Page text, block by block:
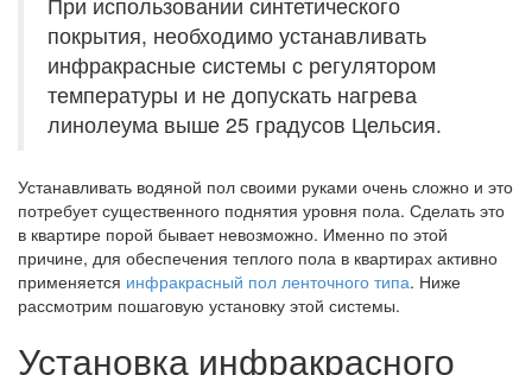
покрытия, необходимо устанавливать
инфракрасные системы с регулятором
температуры и не допускать нагрева
линолеума выше 25 градусов Цельсия.
Устанавливать водяной пол своими руками очень сложно и это
потребует существенного поднятия уровня пола. Сделать это
в квартире порой бывает невозможно. Именно по этой
причине, для обеспечения теплого пола в квартирах активно
применяется инфракрасный пол ленточного типа. Ниже
рассмотрим пошаговую установку этой системы.
Установка инфракрасного